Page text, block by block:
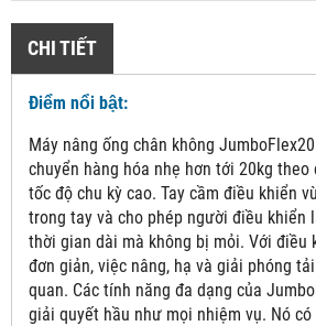
CHI TIẾT
Điểm nổi bật:
Máy nâng ống chân không
chuyển hàng hóa nhẹ hơn tới 20kg theo
tốc độ chu kỳ cao. Tay cầm điều khiển
trong tay và cho phép người điều khiển
thời gian dài mà không bị mỏi. Với điều
đơn giản, việc nâng, hạ và giải phóng
quan. Các tính năng đa dạng của
giải quyết hầu như mọi nhiệm vụ. Nó